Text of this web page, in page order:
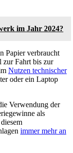
im Jahr 2024?
Papier verbraucht
zur Fahrt bis zur
Nutzen technischer
oder ein Laptop
Verwendung der
als
immer mehr an